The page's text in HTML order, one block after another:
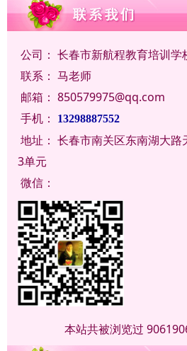
公司： 长春市新航程教育培训学
联系： 马老师
邮箱： 850579975@qq.com
手机：
13298887552
地址： 长春市南关区东南湖大路
3单元
微信：
本站共被浏览过